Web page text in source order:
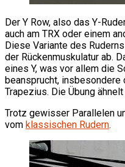
Der Y Row, also das Y-
auch am TRX oder einem
Diese Variante des
der Rückenmuskulatur ab.
eines Y, was vor allem die
beansprucht, insbesondere
Trapezius. Die Übung
Trotz gewisser Parallelen
vom klassischen Rudern.